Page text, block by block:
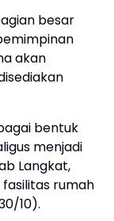
besar
akan
bentuk
menjadi
Langkat,
rumah
10).